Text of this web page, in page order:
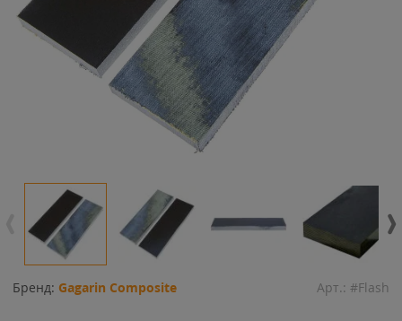
Бренд: Gagarin Composite Арт.: #Flash